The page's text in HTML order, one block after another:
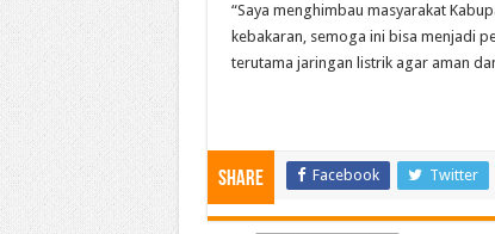
“Saya menghimbau masyarakat
kebakaran, semoga ini bisa menjadi
terutama jaringan listrik agar aman
Share Facebook Twitter